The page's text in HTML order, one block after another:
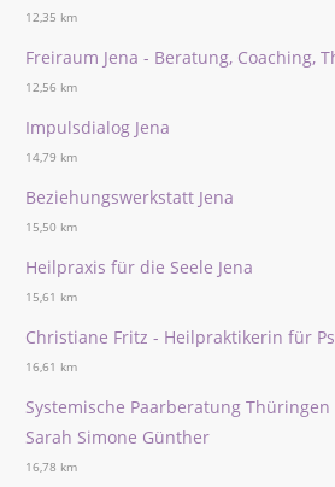
12,35 km
Freiraum Jena - Beratung, Coaching,
12,56 km
Impulsdialog Jena
14,79 km
Beziehungswerkstatt Jena
15,50 km
Heilpraxis für die Seele Jena
15,61 km
Christiane Fritz - Heilpraktikerin für
16,61 km
Systemische Paarberatung
Sarah Simone Günther
16,78 km